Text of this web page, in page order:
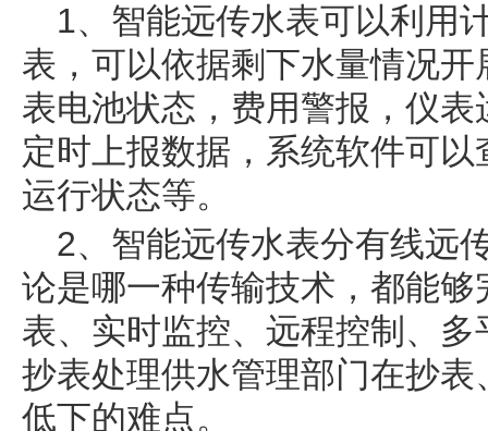
1、智能远传水表可以利用
表，可以依据剩下水量情况
表电池状态，费用警报，仪
定时上报数据，系统软件可
运行状态等。
2、智能远传水表分有线远
论是哪一种传输技术，都能
表、实时监控、远程控制、
抄表处理供水管理部门在抄
低下的难点。